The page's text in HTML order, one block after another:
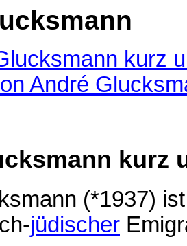
kurz
André
kurz
(*1937)
jüdischer